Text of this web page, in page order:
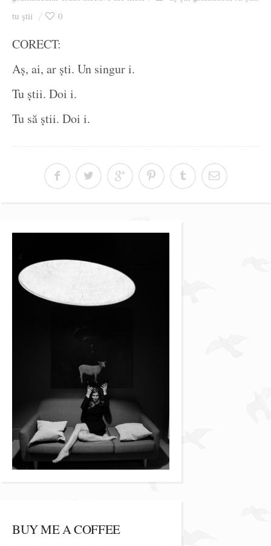
tu știi 0
CORECT:
Aș, ai, ar ști. Un singur i.
Tu știi. Doi i.
Tu să știi. Doi i.
BUY ME A COFFEE